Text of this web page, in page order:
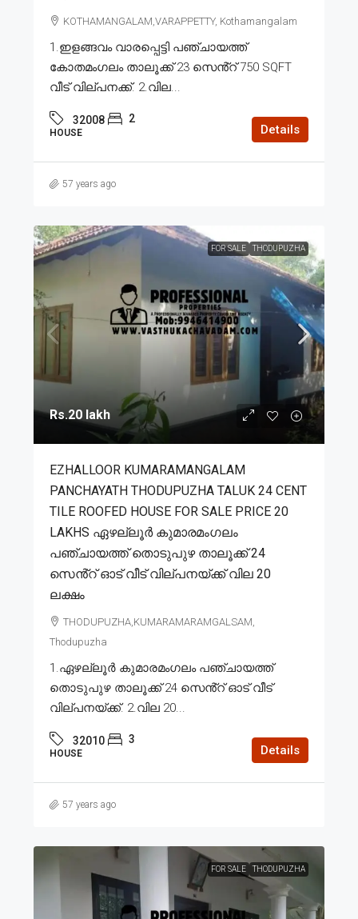
KOTHAMANGALAM,VARAPPETTY, Kothamangalam
1.ഇളങ്ങവം വാരപ്പെട്ടി പഞ്ചായത്ത്
കോതമംഗലം താലൂക്ക് 23 സെൻ്റ് 750 SQFT
വീട് വില്പനക്ക്. 2.വില...
32008 2
HOUSE Details
57 years ago
FOR SALE THODUPUZHA
Rs.20 lakh
EZHALLOOR KUMARAMANGALAM
PANCHAYATH THODUPUZHA TALUK 24 CENT
TILE ROOFED HOUSE FOR SALE PRICE 20
LAKHS ഏഴല്ലൂർ കുമാരമംഗലം
പഞ്ചായത്ത് തൊടുപുഴ താലൂക്ക് 24
സെൻ്റ് ഓട് വീട് വില്പനയ്ക്ക് വില 20
ലക്ഷം
THODUPUZHA,KUMARAMARAMGALSAM,
Thodupuzha
1.ഏഴല്ലൂർ കുമാരമംഗലം പഞ്ചായത്ത്
തൊടുപുഴ താലൂക്ക് 24 സെൻ്റ് ഓട് വീട്
വില്പനയ്ക്ക്. 2.വില 20...
32010 3
HOUSE Details
57 years ago
FOR SALE THODUPUZHA